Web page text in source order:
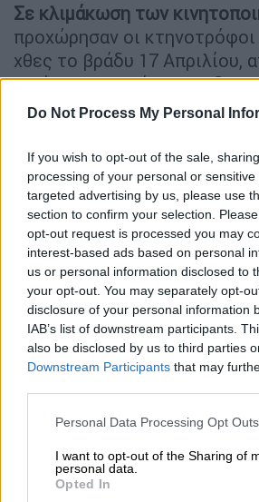
Do Not Process My Personal
If you wish to opt-out of the sale,
processing of your personal or
targeted advertising by us, please use
section to confirm your selection.
opt-out request is processed you may
interest-based ads based on personal
us or personal information disclosed to
your opt-out. You may separately opt-
disclosure of your personal information
IAB’s list of downstream participants.
also be disclosed by us to third parties
Downstream Participants that may
Please note that this website/app uses
not limited to your visit or usage
grant or deny consent to Google and its
use your data for below specified
Personal Data Processing Opt Outs
I want to opt-out of the Sharing of
personal data.
Opted In
Σε κλιμάκωση των
προχώρησαν οι κτηνοτρόφοι
χθες το βράδυ 17 Απριλίου,
λιμάνι του Σιγρίου, στο
νησιού, σε απόσταση 96
ΔΙΑΒΑΣΤΕ ΕΠΙΣΗΣ
Ελλάδα 18.04.2026 08:10
Τραγωδία στον Κολωνό:
δυο νεκροί από φωτιά
Με την κίνηση αυτή, οι
λιμάνι στη Μυτιλήνη.
στόχος του αποκλεισμού
το ενδεχόμενο αποβίβασης